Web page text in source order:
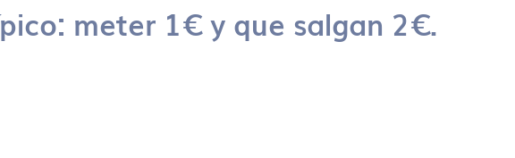
meter 1€ y que salgan 2€.